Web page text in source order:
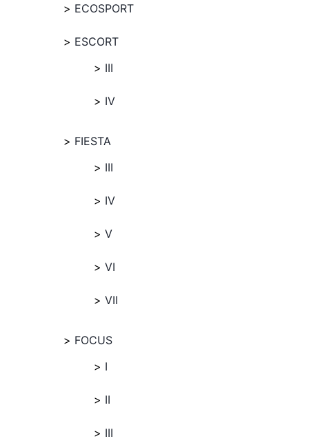
ECOSPORT
ESCORT
III
IV
FIESTA
III
IV
V
VI
VII
FOCUS
I
II
III